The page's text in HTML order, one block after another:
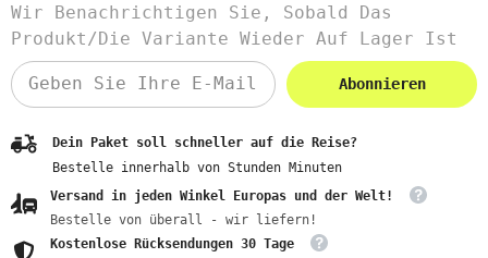
Wir Benachrichtigen Sie, Sobald Das
Produkt/die Variante Wieder Auf Lager Ist
Abonnieren
Dein Paket soll schneller auf die Reise?
Bestelle innerhalb von Stunden Minuten
Versand in jeden Winkel Europas und der Welt!
Bestelle von überall - wir liefern!
Kostenlose Rücksendungen 30 Tage